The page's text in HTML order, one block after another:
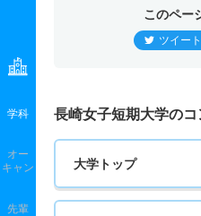
学科
オー
キャン
先輩
このペー
ツイート
長崎女子短期大学の
大学トップ